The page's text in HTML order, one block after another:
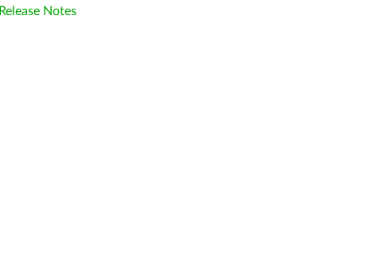
Release Notes